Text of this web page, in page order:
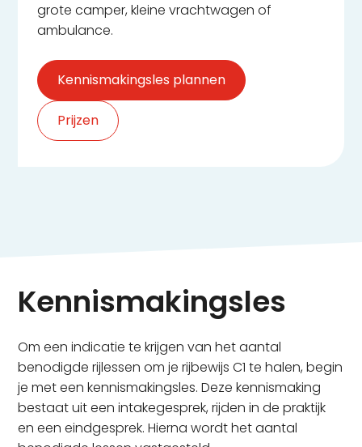
grote camper, kleine vrachtwagen of
ambulance.
Kennismakingsles plannen
Prijzen
Kennismakingsles
Om een indicatie te krijgen van het aantal
benodigde rijlessen om je rijbewijs C1 te halen, begin
je met een kennismakingsles. Deze kennismaking
bestaat uit een intakegesprek, rijden in de praktijk
en een eindgesprek. Hierna wordt het aantal